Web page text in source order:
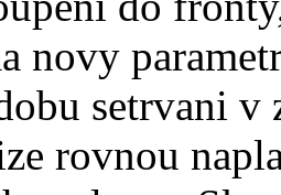
novy
setrvani v
rovnou